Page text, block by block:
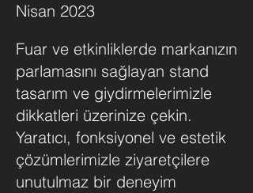
Nisan 2023
Fuar ve etkinliklerde markanızın
parlamasını sağlayan stand
tasarım ve giydirmelerimizle
dikkatleri üzerinize çekin.
Yaratıcı, fonksiyonel ve estetik
çözümlerimizle ziyaretçilere
unutulmaz bir deneyim